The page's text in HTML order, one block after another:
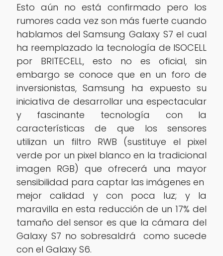
Esto aún no está confirmado pero los
rumores cada vez son más fuerte cuando
hablamos del Samsung Galaxy S7 el cual
ha reemplazado la tecnología de ISOCELL
por BRITECELL, esto no es oficial, sin
embargo se conoce que en un foro de
inversionistas, Samsung ha expuesto su
iniciativa de desarrollar una espectacular
y fascinante tecnología con la
características de que los sensores
utilizan un filtro RWB (sustituye el pixel
verde por un pixel blanco en la tradicional
imagen RGB) que ofrecerá una mayor
sensibilidad para captar las imágenes en
mejor calidad y con poca luz; y la
maravilla en esta reducción de un 17% del
tamaño del sensor es que la cámara del
Galaxy S7 no sobresaldrá como sucede
con el Galaxy S6.